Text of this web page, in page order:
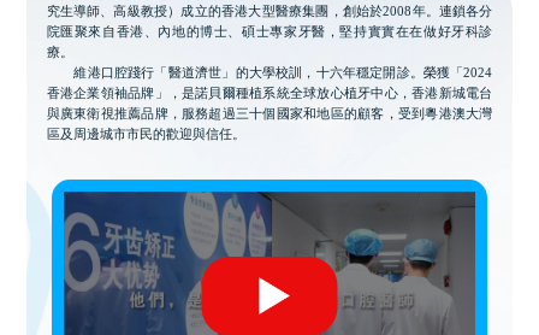
究生導師、高級教授）成立的香港大型醫療集團，創始於2008年。連鎖各分
院匯聚來自香港、內地的博士、碩士專家牙醫，堅持實實在在做好牙科診
療。
維港口腔踐行「醫道濟世」的大學校訓，十六年穩定開診。榮獲「2024
香港企業領袖品牌」，是諾貝爾種植系統全球放心植牙中心，香港新城電台
與廣東衛視推薦品牌，服務超過三十個國家和地區的顧客，受到粵港澳大灣
區及周邊城市市民的歡迎與信任。